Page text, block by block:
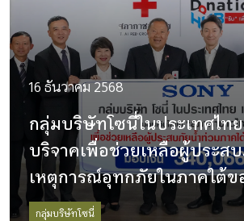
16 ธันวาคม 2568
กลุ่มบริษัทโซนี่ในประเทศไท
บริจาคเพื่อช่วยเหลือผู้ประส
เหตุการณ์อุทกภัยในภาคใต้ข
ประเทศไทย
กลุ่มบริษัทโซนี่